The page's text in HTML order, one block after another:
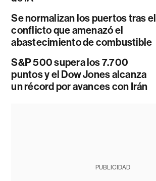
Se normalizan los puertos tras el
conflicto que amenazó el
abastecimiento de combustible
S&P 500 supera los 7.700
puntos y el Dow Jones alcanza
un récord por avances con Irán
PUBLICIDAD